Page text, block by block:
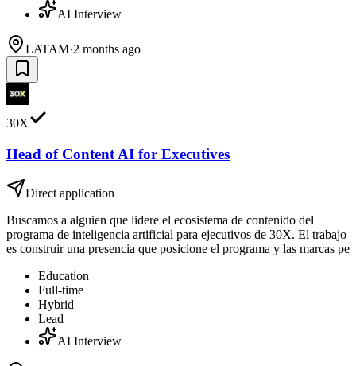
AI Interview
LATAM·2 months ago
30X
Head of Content AI for Executives
Direct application
Buscamos a alguien que lidere el ecosistema de contenido del
programa de inteligencia artificial para ejecutivos de 30X. El trabajo
es construir una presencia que posicione el programa y las marcas pe
Education
Full-time
Hybrid
Lead
AI Interview